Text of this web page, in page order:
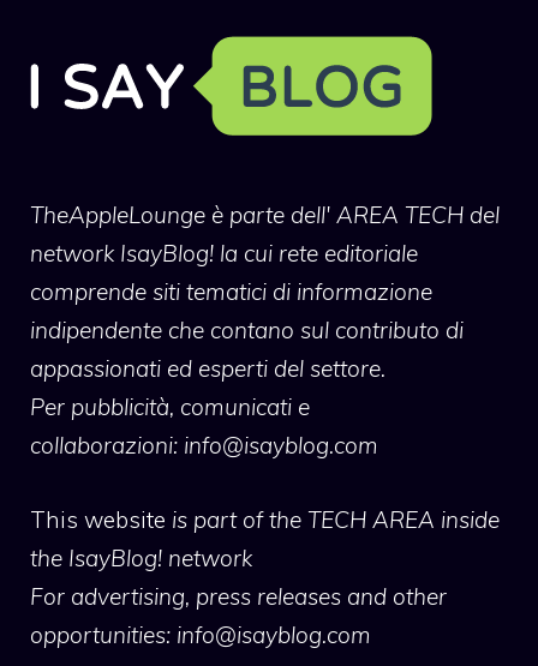
TheAppleLounge è parte dell' AREA TECH del
network IsayBlog! la cui rete editoriale
comprende siti tematici di informazione
indipendente che contano sul contributo di
appassionati ed esperti del settore.
Per pubblicità, comunicati e
collaborazioni: info@isayblog.com
This website is part of the TECH AREA inside
the IsayBlog! network
For advertising, press releases and other
opportunities: info@isayblog.com